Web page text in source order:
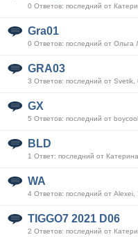
0 Ответов: последний от
Gra01
0 Ответов: последний от
GRA03
3 Ответов: последний от
GX
5 Ответов: последний от
BLD
1 Ответ: последний от
WA
4 Ответов: последний от Alexei,
TIGGO7 2021 D06
2 Ответов: последний от